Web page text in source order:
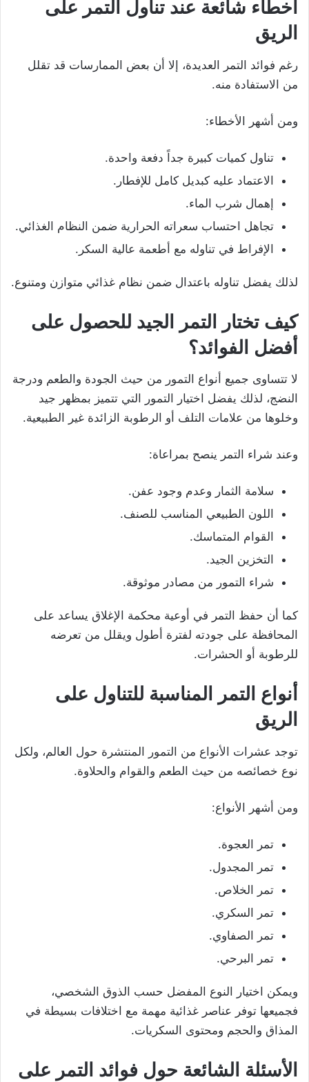
أخطاء شائعة عند تناول التمر على
الريق
رغم فوائد التمر العديدة، إلا أن بعض الممارسات قد تقلل
من الاستفادة منه.
ومن أشهر الأخطاء:
تناول كميات كبيرة جداً دفعة واحدة.
الاعتماد عليه كبديل كامل للإفطار.
إهمال شرب الماء.
تجاهل احتساب سعراته الحرارية ضمن النظام الغذائي.
الإفراط في تناوله مع أطعمة عالية السكر.
لذلك يفضل تناوله باعتدال ضمن نظام غذائي متوازن ومتنوع.
كيف تختار التمر الجيد للحصول على
أفضل الفوائد؟
لا تتساوى جميع أنواع التمور من حيث الجودة والطعم ودرجة
النضج، لذلك يفضل اختيار التمور التي تتميز بمظهر جيد
وخلوها من علامات التلف أو الرطوبة الزائدة غير الطبيعية.
وعند شراء التمر ينصح بمراعاة:
سلامة الثمار وعدم وجود عفن.
اللون الطبيعي المناسب للصنف.
القوام المتماسك.
التخزين الجيد.
شراء التمور من مصادر موثوقة.
كما أن حفظ التمر في أوعية محكمة الإغلاق يساعد على
المحافظة على جودته لفترة أطول ويقلل من تعرضه
للرطوبة أو الحشرات.
أنواع التمر المناسبة للتناول على
الريق
توجد عشرات الأنواع من التمور المنتشرة حول العالم، ولكل
نوع خصائصه من حيث الطعم والقوام والحلاوة.
ومن أشهر الأنواع:
تمر العجوة.
تمر المجدول.
تمر الخلاص.
تمر السكري.
تمر الصفاوي.
تمر البرحي.
ويمكن اختيار النوع المفضل حسب الذوق الشخصي،
فجميعها توفر عناصر غذائية مهمة مع اختلافات بسيطة في
المذاق والحجم ومحتوى السكريات.
الأسئلة الشائعة حول فوائد التمر على